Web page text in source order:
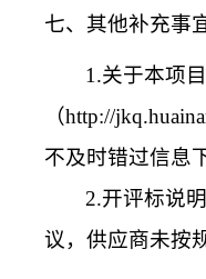
七、其他补充事
1.关于本项
（http://
不及时错过信息
2.开评标说
议，供应商未按